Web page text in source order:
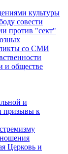
культуры
совести
против "сект"
со СМИ
и обществе
и
призывы к
Церковь и